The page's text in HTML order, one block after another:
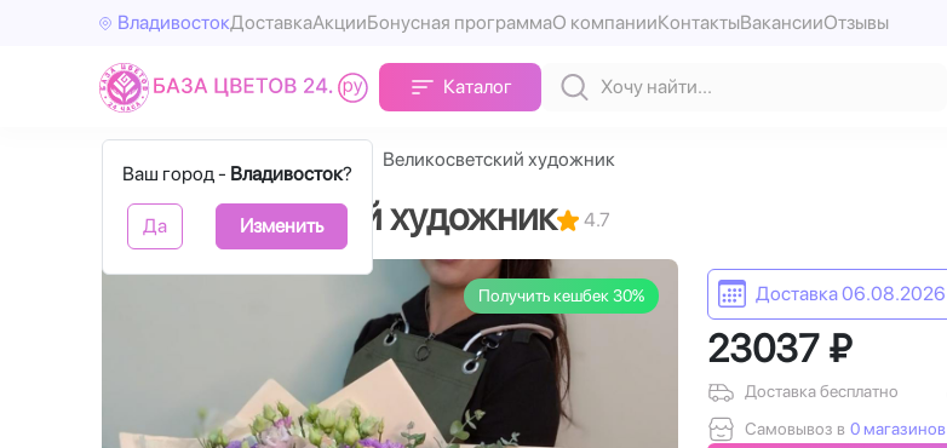
ВладивостокДоставкаАкцииБонусная программаО компанииКонтактыВакансииОтзывы
Каталог
Ваш город - Владивосток?
Да Изменить
Великосветский художник
Великосветский художник 4.7
Получить кешбек 30% Доставка 06.08.2026
23037 ₽
Доставка бесплатно
Самовывоз в 0 магазинов